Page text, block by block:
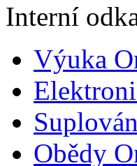
Interní
Výuka
Obědy